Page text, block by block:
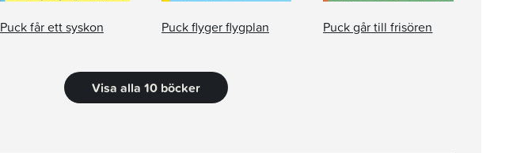
Puck får ett syskon Puck flyger flygplan Puck går till frisören
Visa alla 10 böcker